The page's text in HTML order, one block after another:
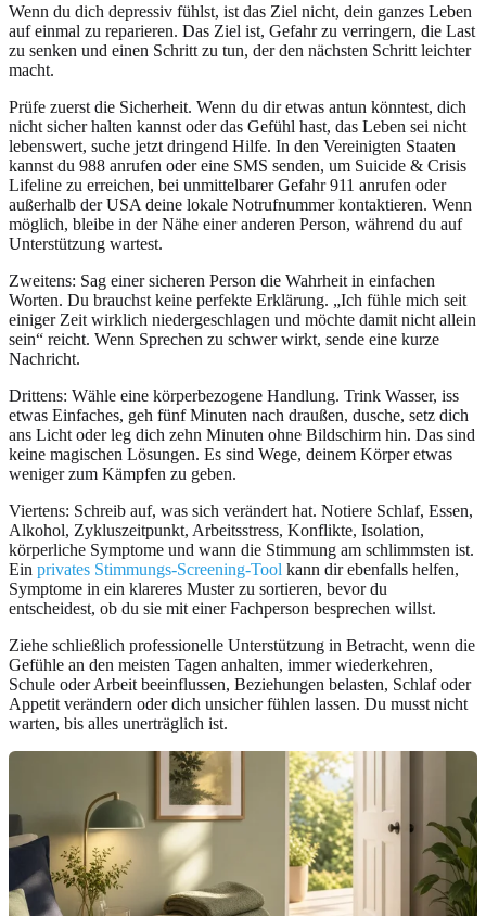
Wenn du dich depressiv fühlst, ist das Ziel nicht, dein ganzes Leben
auf einmal zu reparieren. Das Ziel ist, Gefahr zu verringern, die Last
zu senken und einen Schritt zu tun, der den nächsten Schritt leichter
macht.
Prüfe zuerst die Sicherheit. Wenn du dir etwas antun könntest, dich
nicht sicher halten kannst oder das Gefühl hast, das Leben sei nicht
lebenswert, suche jetzt dringend Hilfe. In den Vereinigten Staaten
kannst du 988 anrufen oder eine SMS senden, um Suicide & Crisis
Lifeline zu erreichen, bei unmittelbarer Gefahr 911 anrufen oder
außerhalb der USA deine lokale Notrufnummer kontaktieren. Wenn
möglich, bleibe in der Nähe einer anderen Person, während du auf
Unterstützung wartest.
Zweitens: Sag einer sicheren Person die Wahrheit in einfachen
Worten. Du brauchst keine perfekte Erklärung. „Ich fühle mich seit
einiger Zeit wirklich niedergeschlagen und möchte damit nicht allein
sein“ reicht. Wenn Sprechen zu schwer wirkt, sende eine kurze
Nachricht.
Drittens: Wähle eine körperbezogene Handlung. Trink Wasser, iss
etwas Einfaches, geh fünf Minuten nach draußen, dusche, setz dich
ans Licht oder leg dich zehn Minuten ohne Bildschirm hin. Das sind
keine magischen Lösungen. Es sind Wege, deinem Körper etwas
weniger zum Kämpfen zu geben.
Viertens: Schreib auf, was sich verändert hat. Notiere Schlaf, Essen,
Alkohol, Zykluszeitpunkt, Arbeitsstress, Konflikte, Isolation,
körperliche Symptome und wann die Stimmung am schlimmsten ist.
Ein privates Stimmungs-Screening-Tool kann dir ebenfalls helfen,
Symptome in ein klareres Muster zu sortieren, bevor du
entscheidest, ob du sie mit einer Fachperson besprechen willst.
Ziehe schließlich professionelle Unterstützung in Betracht, wenn die
Gefühle an den meisten Tagen anhalten, immer wiederkehren,
Schule oder Arbeit beeinflussen, Beziehungen belasten, Schlaf oder
Appetit verändern oder dich unsicher fühlen lassen. Du musst nicht
warten, bis alles unerträglich ist.